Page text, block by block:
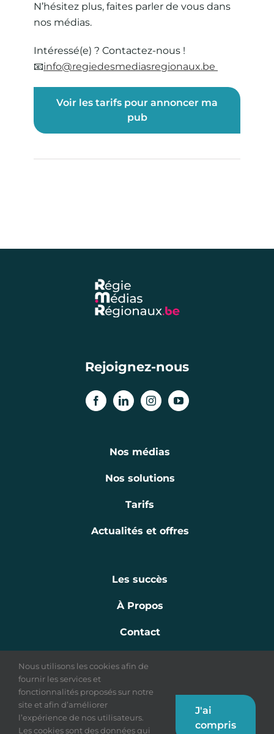
N’hésitez plus, faites parler de vous dans
nos médias.
Intéressé(e) ? Contactez-nous !
📧info@regiedesmediasregionaux.be
Voir les tarifs pour annoncer ma
pub
Rejoignez-nous
Nos médias
Nos solutions
Tarifs
Actualités et offres
Les succès
À Propos
Contact
Conditions Générales de Vente-
de Hannut, 38 - 5004 Bouge © 2021 Éditions de L'Avenir Presse
Nous utilisons les cookies afin de
fournir les services et
fonctionnalités proposés sur notre
site et afin d’améliorer
l’expérience de nos utilisateurs.
Les cookies sont des données qui
J'ai
compris